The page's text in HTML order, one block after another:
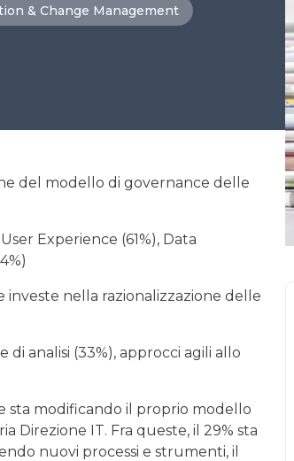
& Change Management
del modello di governance delle
Experience (61%), Data
investe nella razionalizzazione delle
analisi (33%), approcci agili allo
sta modificando il proprio modello
Direzione IT. Fra queste, il 29% sta
nuovi processi e strumenti, il